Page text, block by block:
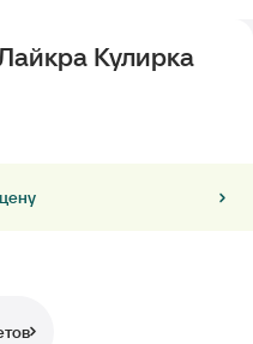
Кулирка